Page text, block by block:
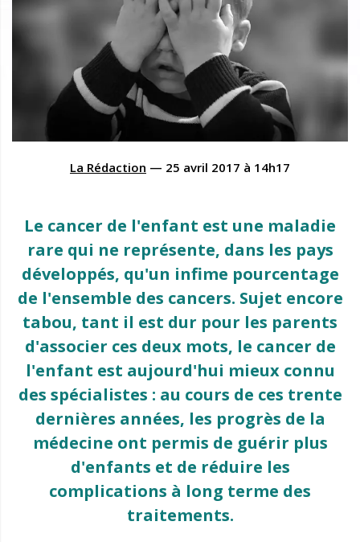
La Rédaction — 25 avril 2017 à 14h17
Le cancer de l'enfant est une maladie
rare qui ne représente, dans les pays
développés, qu'un infime pourcentage
de l'ensemble des cancers. Sujet encore
tabou, tant il est dur pour les parents
d'associer ces deux mots, le cancer de
l'enfant est aujourd'hui mieux connu
des spécialistes : au cours de ces trente
dernières années, les progrès de la
médecine ont permis de guérir plus
d'enfants et de réduire les
complications à long terme des
traitements.